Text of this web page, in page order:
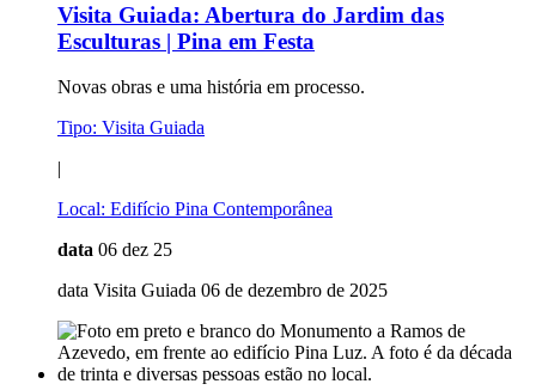
Visita Guiada: Abertura do Jardim das
Esculturas | Pina em Festa
Novas obras e uma história em processo.
Tipo: Visita Guiada
|
Local: Edifício Pina Contemporânea
data 06 dez 25
data Visita Guiada 06 de dezembro de 2025